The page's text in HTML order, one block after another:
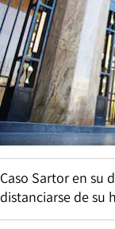
Caso Sartor en su
distanciarse de su